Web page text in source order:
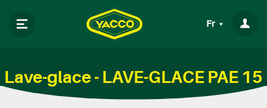
Fr
Lave-glace - LAVE-GLACE PAE 15